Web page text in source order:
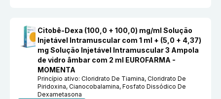
Citobê-Dexa (100,0 + 100,0) mg/ml Solução
Injetável Intramuscular com 1 ml + (5,0 + 4,37)
mg Solução Injetável Intramuscular 3 Ampola
de vidro âmbar com 2 ml EUROFARMA -
MOMENTA
Princípio ativo:Cloridrato De Tiamina, Cloridrato De
Piridoxina, Cianocobalamina, Fosfato Dissódico De
Dexametasona